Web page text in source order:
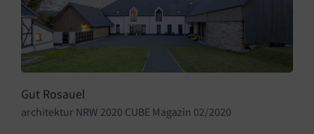
Gut Rosauel
architektur NRW 2020 CUBE Magazin 02/2020